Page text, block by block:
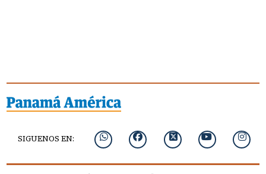
SIGUENOS EN: